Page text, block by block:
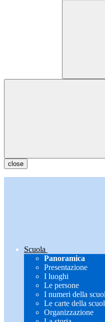
close
Scuola
Panoramica
Presentazione
I luoghi
Le persone
I numeri della
Le carte della
Organizzazione